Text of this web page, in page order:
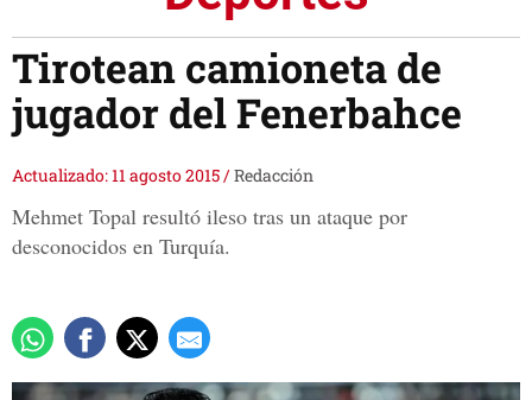
Tirotean camioneta de
jugador del Fenerbahce
Actualizado: 11 agosto 2015/Redacción
Mehmet Topal resultó ileso tras un ataque por
desconocidos en Turquía.